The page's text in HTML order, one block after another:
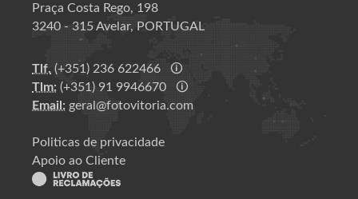
Praça Costa Rego, 198
3240 - 315 Avelar, PORTUGAL
Tlf. (+351) 236 622466 🛈
Tlm: (+351) 91 9946670 🛈
Email: geral@fotovitoria.com
Politicas de privacidade
Apoio ao Cliente